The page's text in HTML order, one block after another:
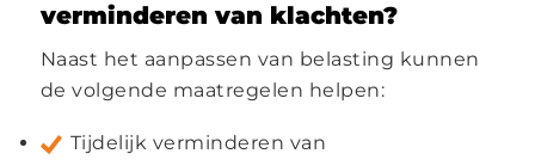
verminderen van klachten?
Naast het aanpassen van belasting kunnen
de volgende maatregelen helpen:
Tijdelijk verminderen van